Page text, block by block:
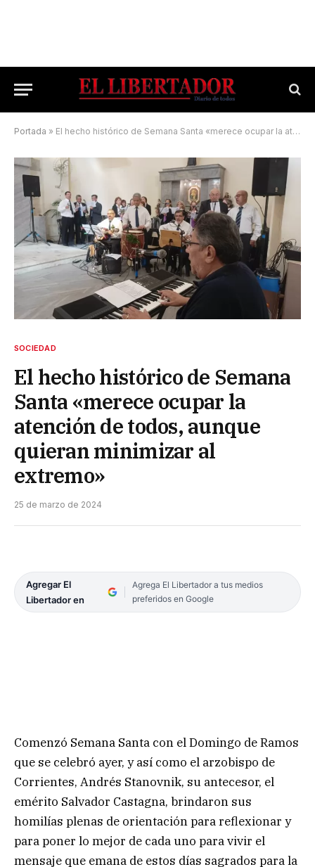
Portada » El hecho histórico de Semana Santa «merece ocupar la atención de todos, aunque quieran minimizar al extremo»
SOCIEDAD
El hecho histórico de Semana
Santa «merece ocupar la
atención de todos, aunque
quieran minimizar al
extremo»
25 de marzo de 2024
Agregar El
Libertador en
Agrega El Libertador a tus medios
preferidos en Google
Comenzó Semana Santa con el Domingo de Ramos
que se celebró ayer, y así como el arzobispo de
Corrientes, Andrés Stanovnik, su antecesor, el
emérito Salvador Castagna, brindaron sus
homilías plenas de orientación para reflexionar y
para poner lo mejor de cada uno para vivir el
mensaje que emana de estos días sagrados para la